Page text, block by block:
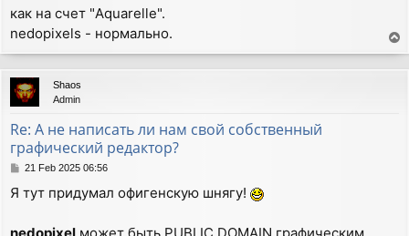
s
t
как на счет "Aquarelle".
nedopixels - нормально.
o
p
Shaos
Admin
Re: А не написать ли нам свой собственный
графический редактор?
P
s
21 Feb 2025 06:56
Я тут придумал офигенскую шнягу!